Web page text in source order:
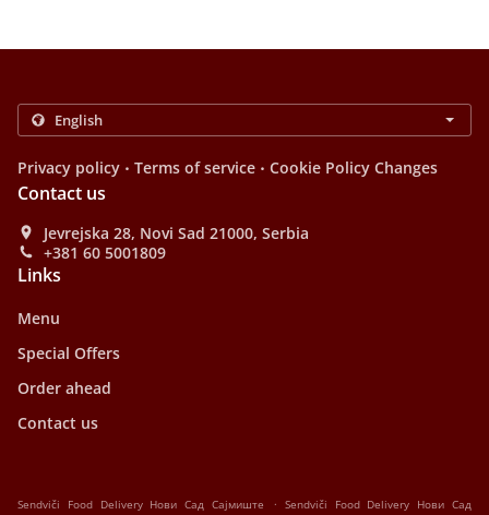
Privacy policy . Terms of service . Cookie Policy Changes
Contact us
Jevrejska 28, Novi Sad 21000, Serbia
+381 60 5001809
Links
Menu
Special Offers
Order ahead
Contact us
Sendviči Food Delivery Нови Сад Сајмиште . Sendviči Food Delivery Нови Сад